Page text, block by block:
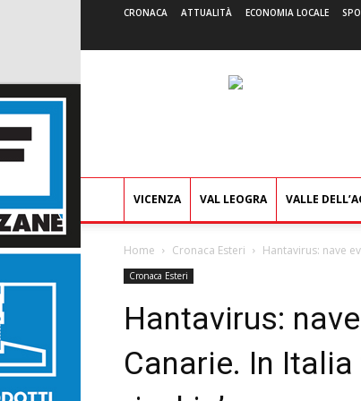
CRONACA ATTUALITÀ ECONOMIA LOCALE
VICENZA VAL LEOGRA VALLE
Home Cronaca Esteri Hantavirus: nave
Cronaca Esteri
Hantavirus:
Canarie. In